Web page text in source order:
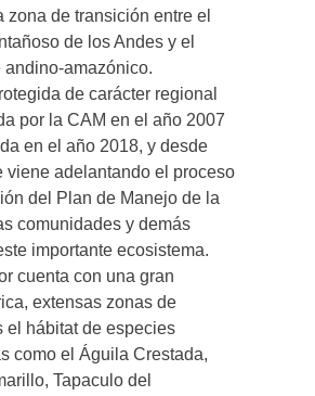
zona de transición entre el
de los Andes y el
andino-amazónico.
de carácter regional
por la CAM en el año 2007
en el año 2018, y desde
viene adelantando el proceso
del Plan de Manejo de la
comunidades y demás
importante ecosistema.
cuenta con una gran
extensas zonas de
el hábitat de especies
como el Águila Crestada,
Tapaculo del